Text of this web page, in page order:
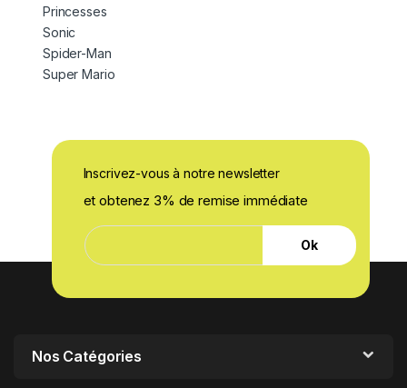
Princesses
Sonic
Spider-Man
Super Mario
Inscrivez-vous à notre newsletter
et obtenez 3% de remise immédiate
-
m
l
m
a
E
-
m
i
Ok
Nos Catégories